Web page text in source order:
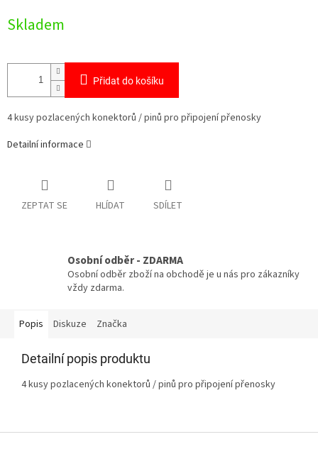
cena:
Skladem
Přidat do košíku
4 kusy pozlacených konektorů / pinů pro připojení přenosky
Detailní informace
ZEPTAT SE HLÍDAT SDÍLET
Osobní odběr - ZDARMA
Osobní odběr zboží na obchodě je u nás pro zákazníky
vždy zdarma.
Popis Diskuze Značka
Detailní popis produktu
4 kusy pozlacených konektorů / pinů pro připojení přenosky